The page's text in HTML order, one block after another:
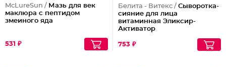
McLureSun / Мазь для век
маклюра с пептидом
змеиного яда
531 ₽
Белита - Витекс / Сыворотка-
сияние для лица
витаминная Эликсир-
Активатор
753 ₽